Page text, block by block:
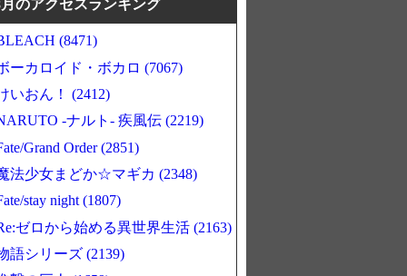
のアクセスランキング
(8471)
ーカロイド・ボカロ (7067)
いおん！ (2412)
-ナルト- 疾風伝 (2219)
Grand Order (2851)
法少女まどか☆マギカ (2348)
stay night (1807)
ゼロから始める異世界生活 (2163)
語シリーズ (2139)